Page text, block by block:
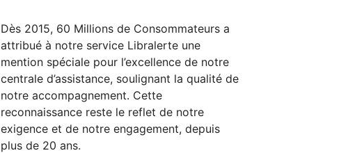
Dès 2015, 60 Millions de Consommateurs a
attribué à notre service Libralerte une
mention spéciale pour l’excellence de notre
centrale d’assistance, soulignant la qualité de
notre accompagnement. Cette
reconnaissance reste le reflet de notre
exigence et de notre engagement, depuis
plus de 20 ans.